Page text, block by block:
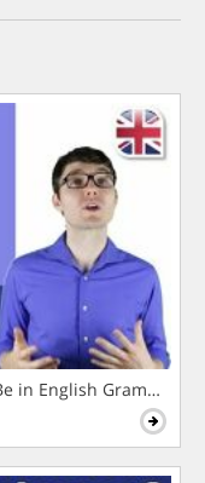
in English Grammar